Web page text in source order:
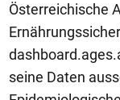
Österreichische
seine Daten